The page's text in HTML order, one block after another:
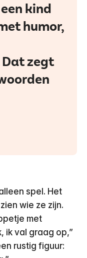
kind
humor,
zegt
spel. Het
wie ze zijn.
met
ik val graag op,”
rustig figuur: